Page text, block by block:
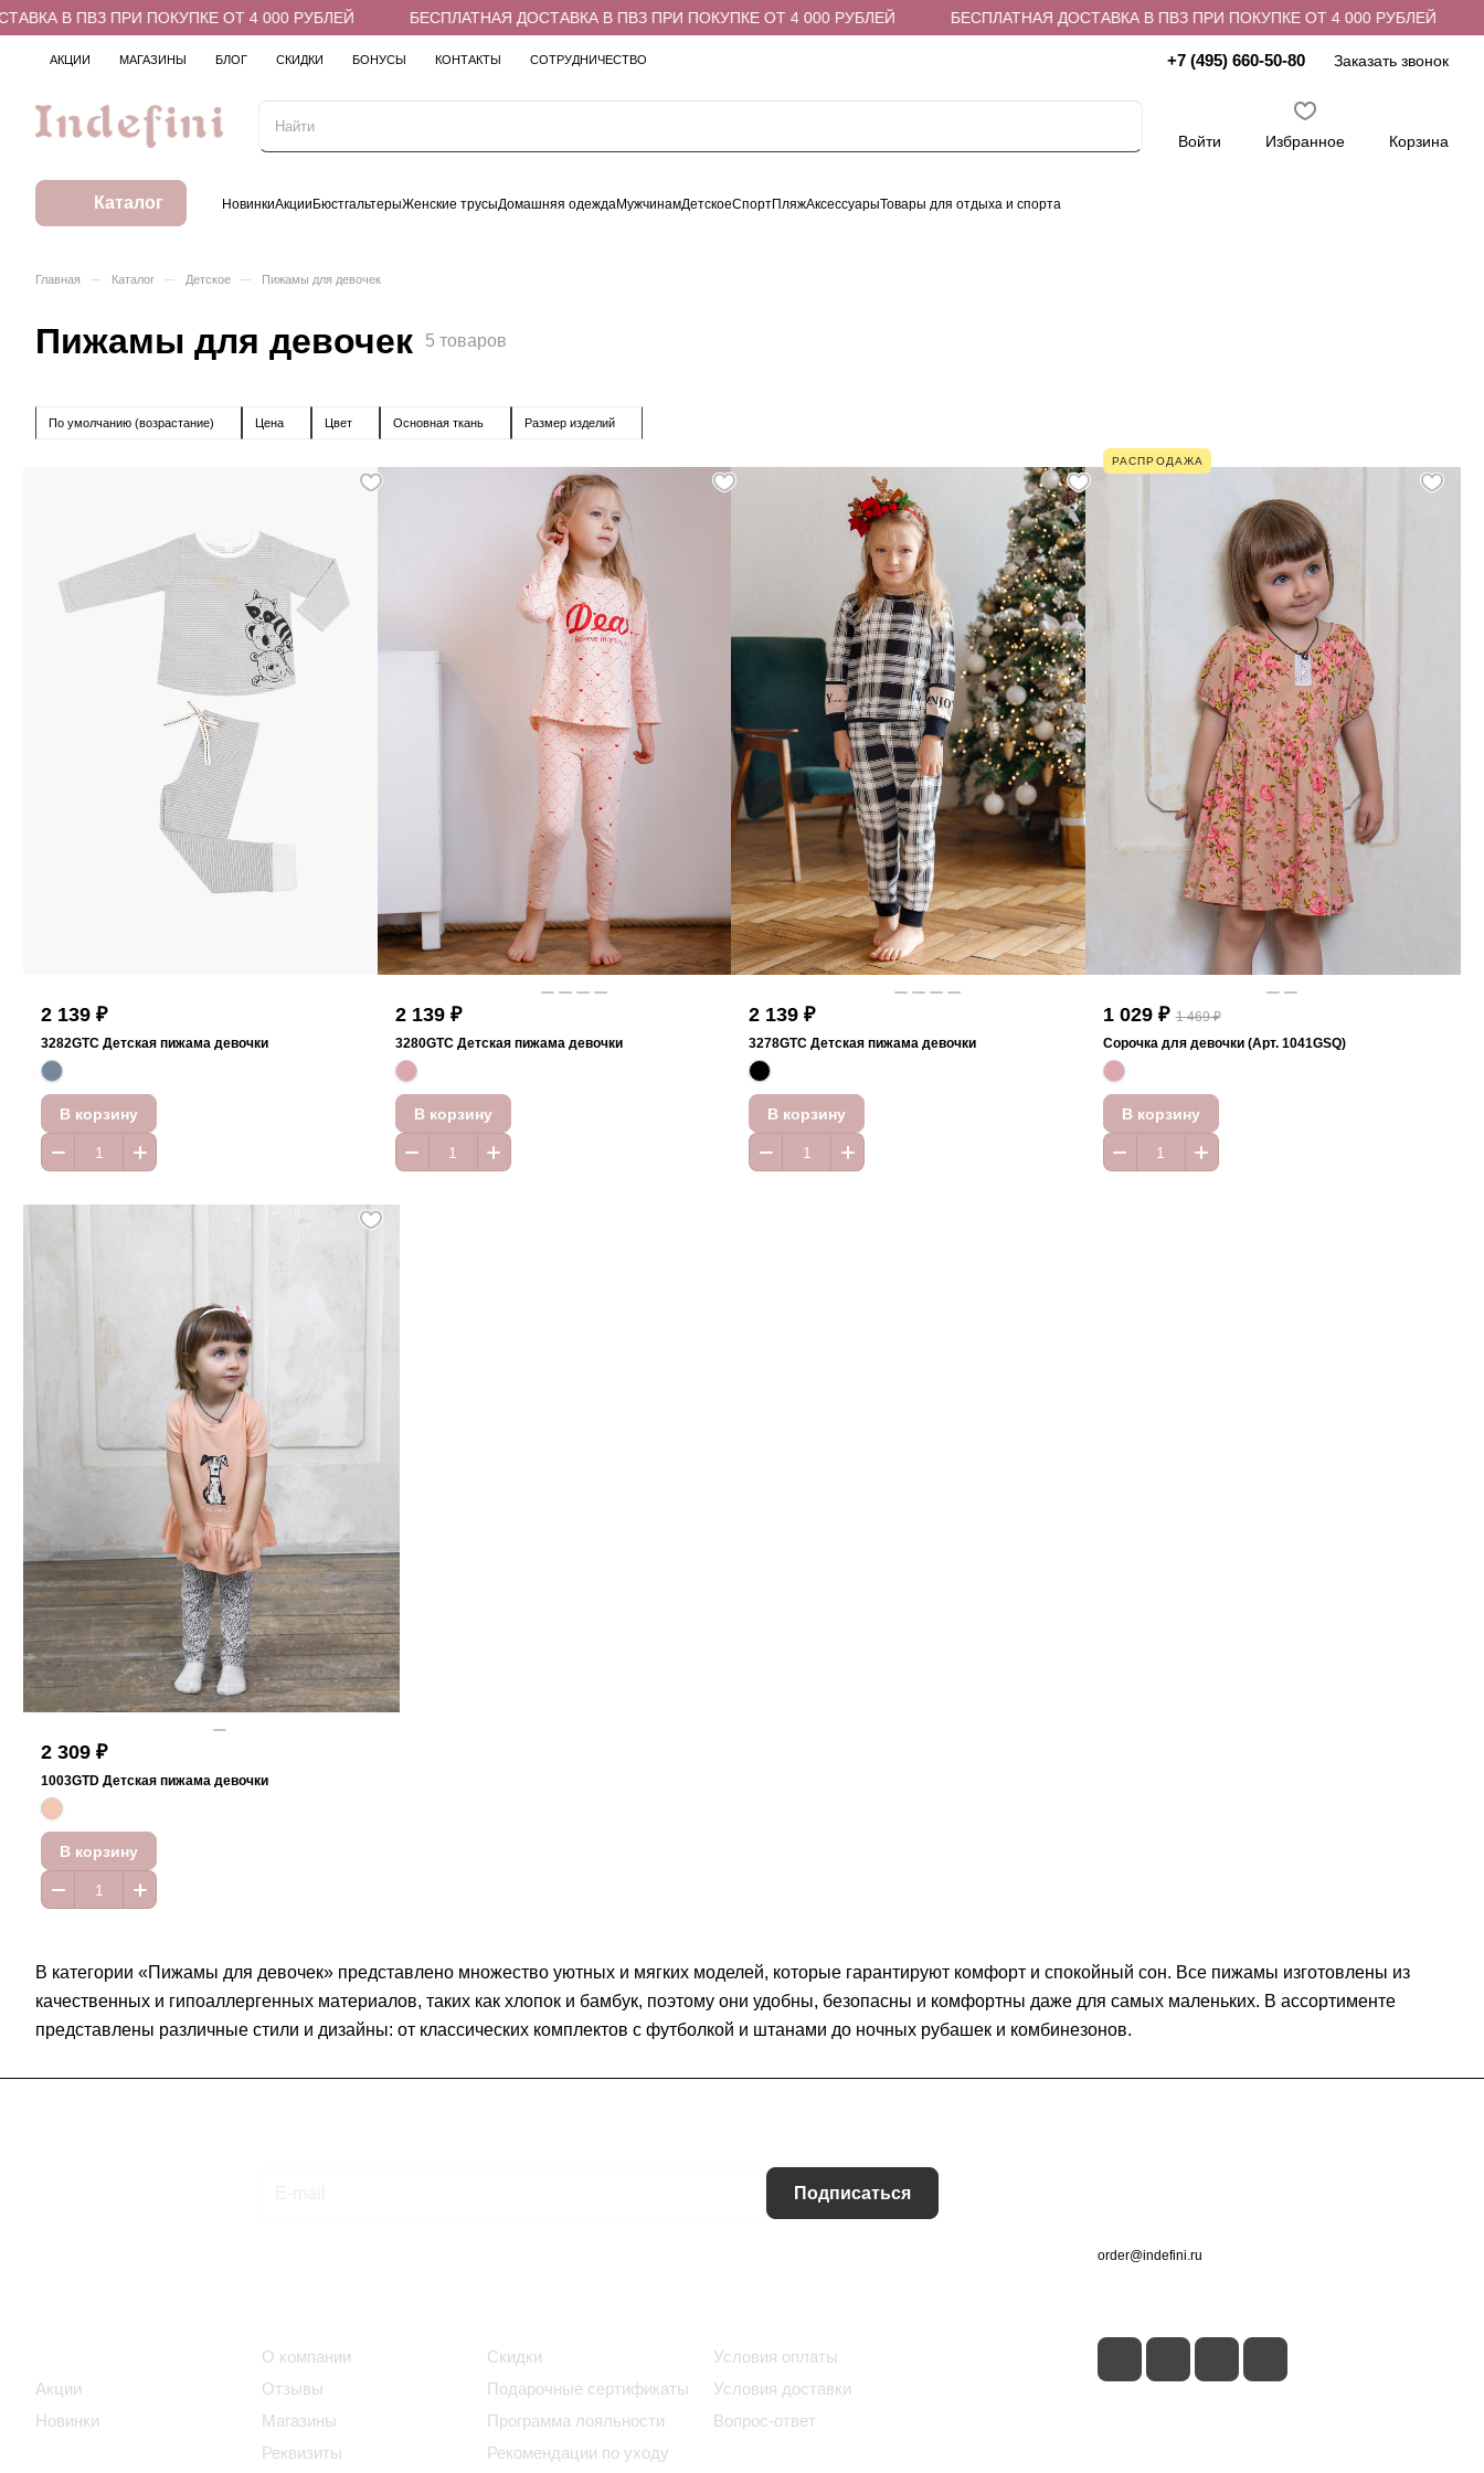
В ПВЗ ПРИ ПОКУПКЕ ОТ 4 000 РУБЛЕЙ БЕСПЛАТНАЯ ДОСТАВКА В ПВЗ ПРИ ПОКУПКЕ ОТ 4 000 РУБЛЕЙ БЕСПЛАТНАЯ ДОСТАВКА В ПВЗ ПРИ ПОКУПКЕ ОТ 4 000 РУБЛЕЙ
АКЦИИ МАГАЗИНЫ БЛОГ СКИДКИ БОНУСЫ КОНТАКТЫ СОТРУДНИЧЕСТВО +7 (495) 660-50-80 Заказать звонок
Войти Избранное Корзина
Каталог НовинкиАкцииБюстгальтерыЖенские трусыДомашняя одеждаМужчинамДетскоеСпортПляжАксессуарыТовары для отдыха и спорта
Главная – Каталог – Детское – Пижамы для девочек
Пижамы для девочек 5 товаров
По умолчанию (возрастание) Цена Цвет Основная ткань Размер изделий
2 139 ₽
3282GTC Детская пижама девочки
В корзину
2 139 ₽
3280GTC Детская пижама девочки
В корзину
2 139 ₽
3278GTC Детская пижама девочки
В корзину
РАСПРОДАЖА
1 029 ₽ 1 469 ₽
Сорочка для девочки (Арт. 1041GSQ)
В корзину
2 309 ₽
1003GTD Детская пижама девочки
В корзину
В категории «Пижамы для девочек» представлено множество уютных и мягких моделей, которые гарантируют комфорт и спокойный сон. Все пижамы изготовлены из
качественных и гипоаллергенных материалов, таких как хлопок и бамбук, поэтому они удобны, безопасны и комфортны даже для самых маленьких. В ассортименте
представлены различные стили и дизайны: от классических комплектов с футболкой и штанами до ночных рубашек и комбинезонов.
Подписаться
Акции
Новинки
О компании
Отзывы
Магазины
Реквизиты
Скидки
Подарочные сертификаты
Программа лояльности
Рекомендации по уходу
Условия оплаты
Условия доставки
Вопрос-ответ
order@indefini.ru